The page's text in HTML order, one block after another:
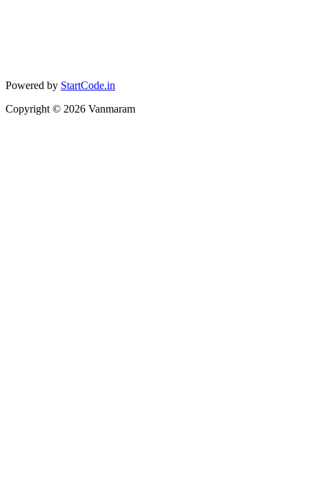
Powered by StartCode.in
Copyright © 2026 Vanmaram